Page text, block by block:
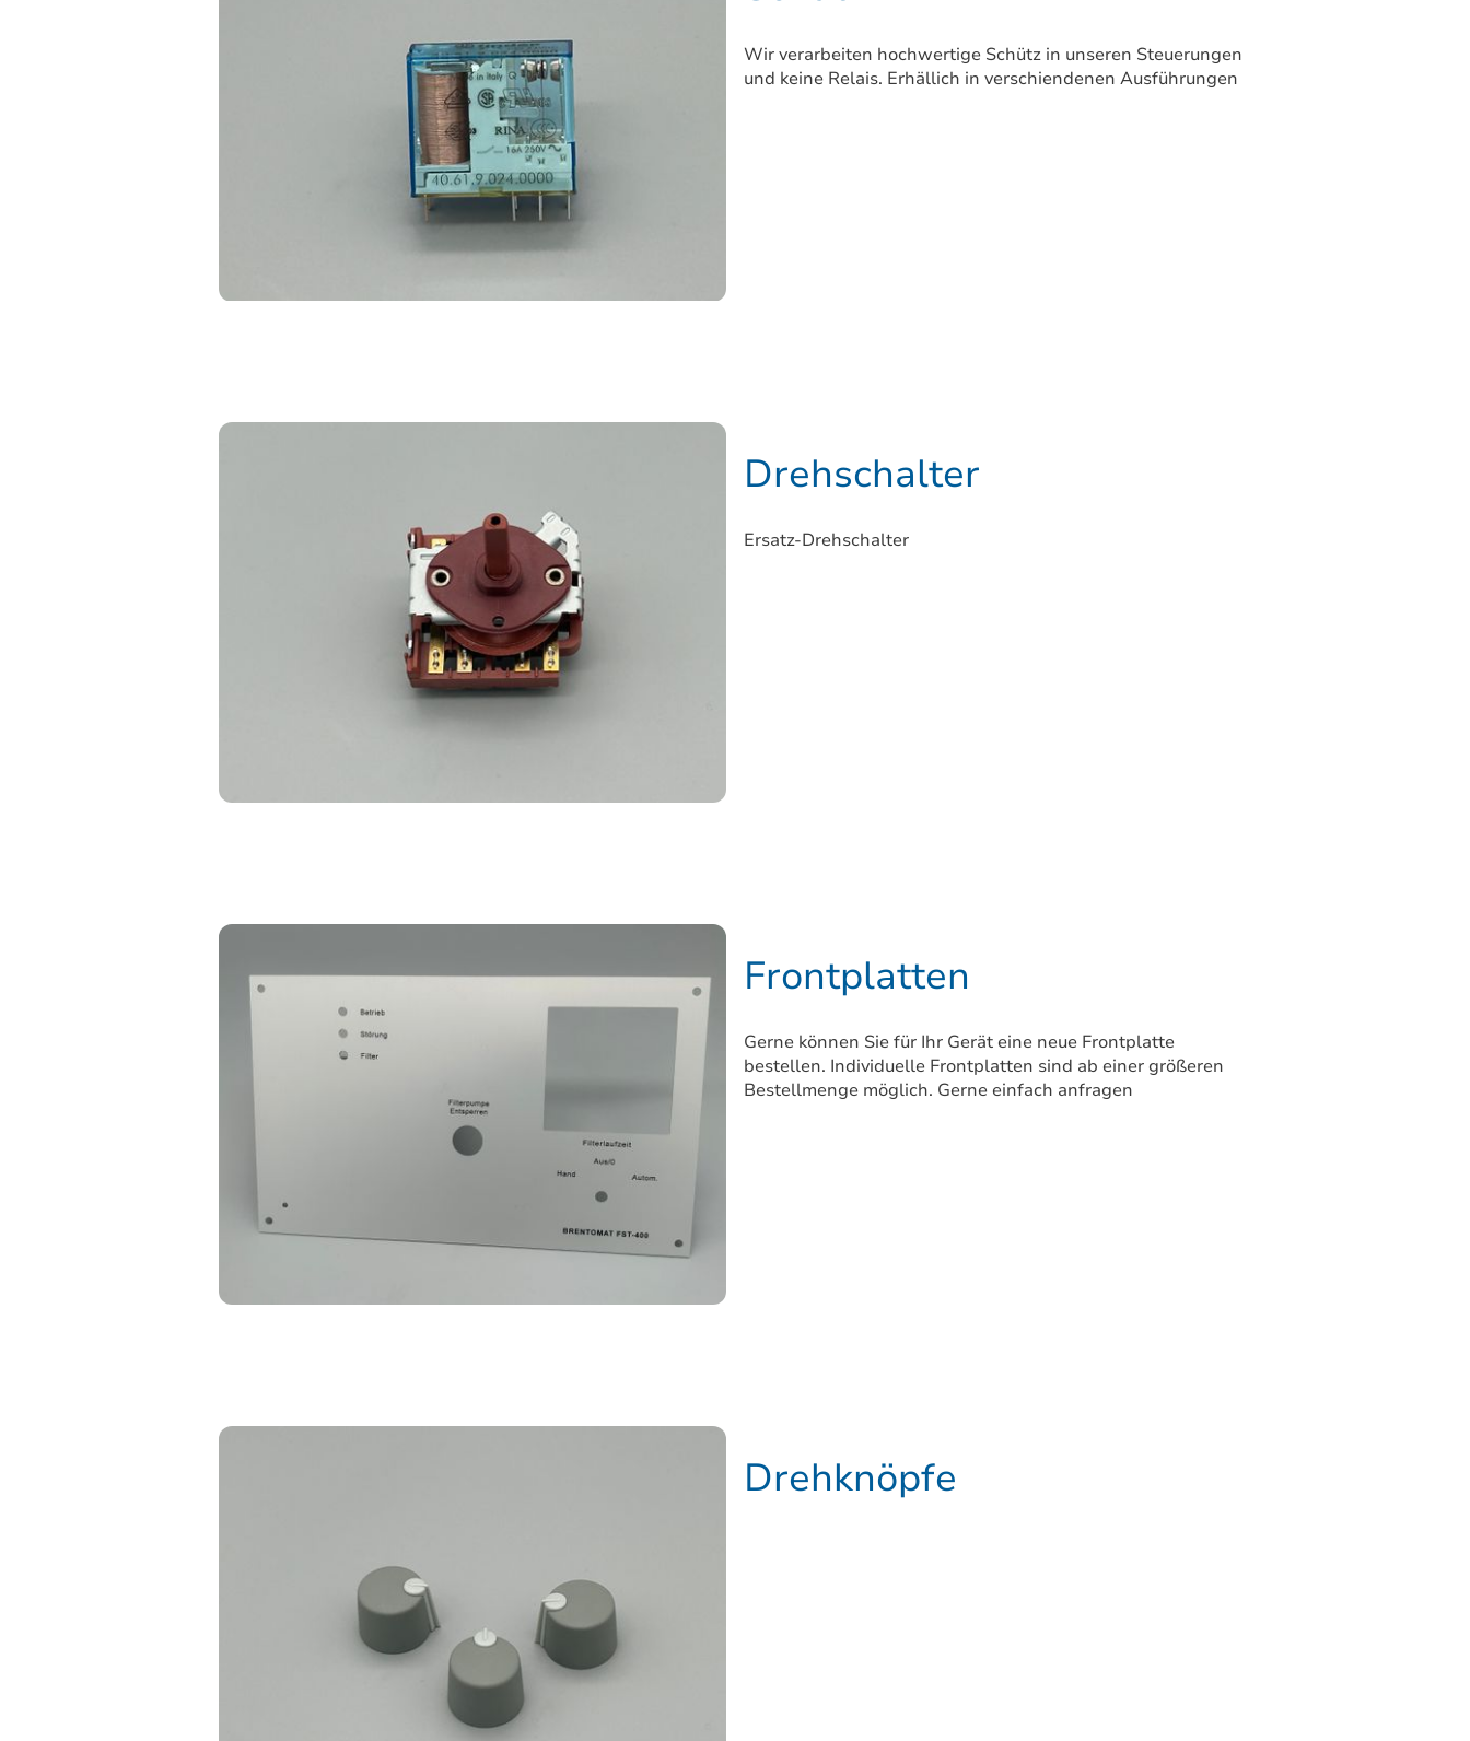
Wir verarbeiten hochwertige Schütz in unseren Steuerungen
und keine Relais. Erhällich in verschiendenen Ausführungen
Drehschalter
Ersatz-Drehschalter
Frontplatten
Gerne können Sie für Ihr Gerät eine neue Frontplatte
bestellen. Individuelle Frontplatten sind ab einer größeren
Bestellmenge möglich. Gerne einfach anfragen
Drehknöpfe